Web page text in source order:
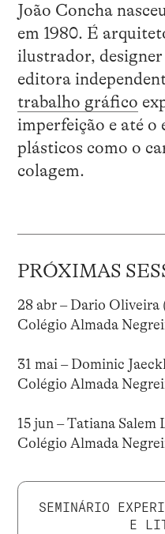
João Concha
em 1980. É
ilustrador,
editora
trabalho gráfico
imperfeição e até o
plásticos como o
colagem.
PRÓXIMAS
28 abr – Dario
Colégio Almada
31 mai – Dominic
Colégio Almada
15 jun – Tatiana
Colégio Almada
SEMINÁRIO
E